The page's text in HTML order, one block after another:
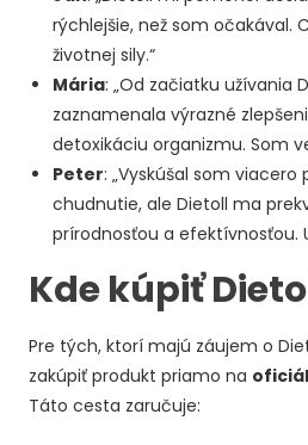
rýchlejšie, než som očakával.
životnej sily.“
Mária: „Od začiatku užívania
zaznamenala výrazné
detoxikáciu organizmu. Som
Peter: „Vyskúšal som viacero
chudnutie, ale Dietoll ma
prírodnosťou a efektívnosťou.
Kde kúpiť
Pre tých, ktorí majú záujem o
zakúpiť produkt priamo na
Táto cesta zaručuje: